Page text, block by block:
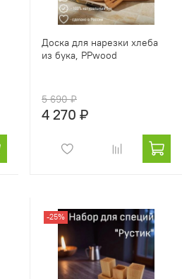
Доска для нарезки хлеба
из бука, PPwood
5 690 ₽
4 270 ₽
-25%